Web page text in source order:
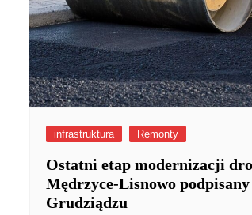
infrastruktura Remonty
Ostatni etap modernizacji
Mędrzyce-Lisnowo
Grudziądzu